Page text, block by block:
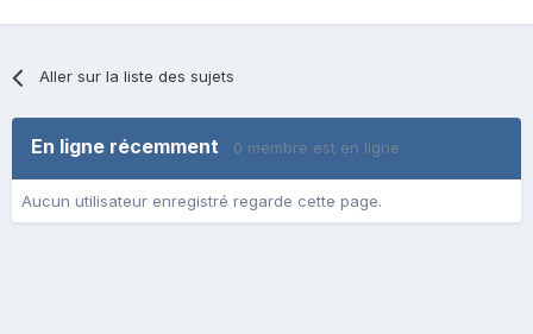
Aller sur la liste des sujets
En ligne récemment 0 membre est en ligne
Aucun utilisateur enregistré regarde cette page.